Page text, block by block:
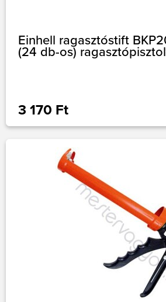
Einhell ragasztóstift
(24 db-os)
3 170 Ft